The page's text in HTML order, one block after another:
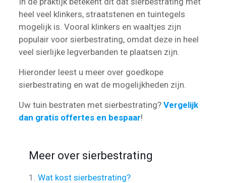
heel veel klinkers, straatstenen en tuintegels
mogelijk is. Vooral klinkers en waaltjes zijn
populair voor sierbestrating, omdat deze in heel
veel sierlijke legverbanden te plaatsen zijn.
Hieronder leest u meer over goedkope
sierbestrating en wat de mogelijkheden zijn.
Uw tuin bestraten met sierbestrating? Vergelijk
dan gratis offertes en bespaar!
Meer over sierbestrating
1. Wat kost sierbestrating?